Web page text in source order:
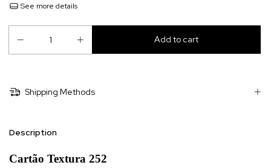
See more details
Shipping Methods
Description
Cartão Textura 252